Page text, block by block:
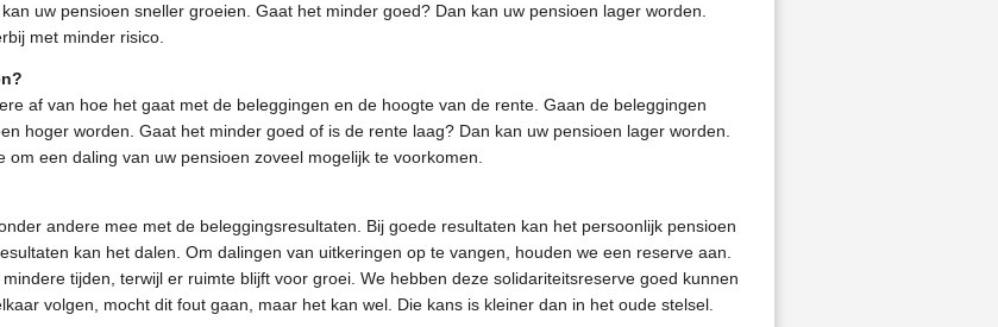
uw pensioen sneller groeien. Gaat het minder goed? Dan kan uw pensioen lager worden.
met minder risico.
af van hoe het gaat met de beleggingen en de hoogte van de rente. Gaan de beleggingen
hoger worden. Gaat het minder goed of is de rente laag? Dan kan uw pensioen lager worden.
om een daling van uw pensioen zoveel mogelijk te voorkomen.
andere mee met de beleggingsresultaten. Bij goede resultaten kan het persoonlijk pensioen
kan het dalen. Om dalingen van uitkeringen op te vangen, houden we een reserve aan.
tijden, terwijl er ruimte blijft voor groei. We hebben deze solidariteitsreserve goed kunnen
volgen, mocht dit fout gaan, maar het kan wel. Die kans is kleiner dan in het oude stelsel.